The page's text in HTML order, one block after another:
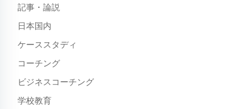
記事・論説
日本国内
ケーススタディ
コーチング
ビジネスコーチング
学校教育